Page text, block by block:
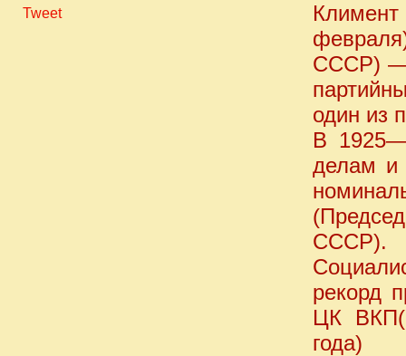
Tweet
СССР) —
один из
В
делам и
СССР).
рекорд
ЦК
года)